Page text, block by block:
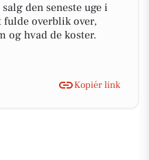
den seneste uge i
fulde overblik over,
og hvad de koster.
Kopiér link